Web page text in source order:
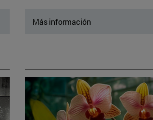
Más información